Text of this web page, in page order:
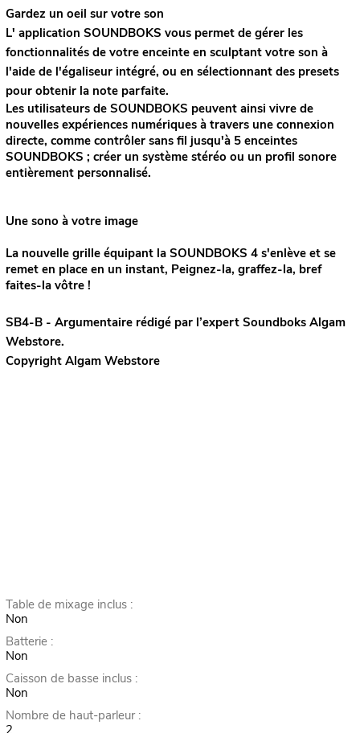
Gardez un oeil sur votre son
L' application SOUNDBOKS vous permet de gérer les
fonctionnalités de votre enceinte en sculptant votre son à
l'aide de l'égaliseur intégré, ou en sélectionnant des presets
pour obtenir la note parfaite.
Les utilisateurs de SOUNDBOKS peuvent ainsi vivre de
nouvelles expériences numériques à travers une connexion
directe, comme contrôler sans fil jusqu'à 5 enceintes
SOUNDBOKS ; créer un système stéréo ou un profil sonore
entièrement personnalisé.
Une sono à votre image
La nouvelle grille équipant la SOUNDBOKS 4 s'enlève et se
remet en place en un instant, Peignez-la, graffez-la, bref
faites-la vôtre !
SB4-B - Argumentaire rédigé par l’expert SoundboksAlgam
Webstore.
Copyright Algam Webstore
Table de mixage inclus :
Non
Batterie :
Non
Caisson de basse inclus :
Non
Nombre de haut-parleur :
2